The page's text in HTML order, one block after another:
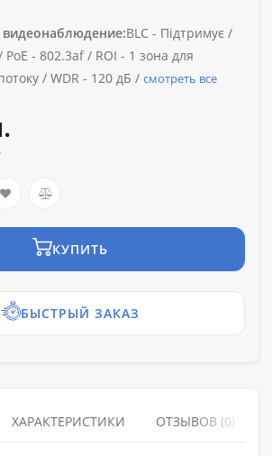
видеонаблюдение:BLC - Підтримує /
PoE - 802.3af / ROI - 1 зона для
/ WDR - 120 дБ / смотреть все
КУПИТЬ
БЫСТРЫЙ ЗАКАЗ
ХАРАКТЕРИСТИКИ ОТЗЫВОВ (0)